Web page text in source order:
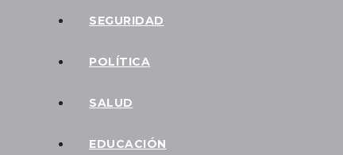
SEGURIDAD
POLÍTICA
SALUD
EDUCACIÓN